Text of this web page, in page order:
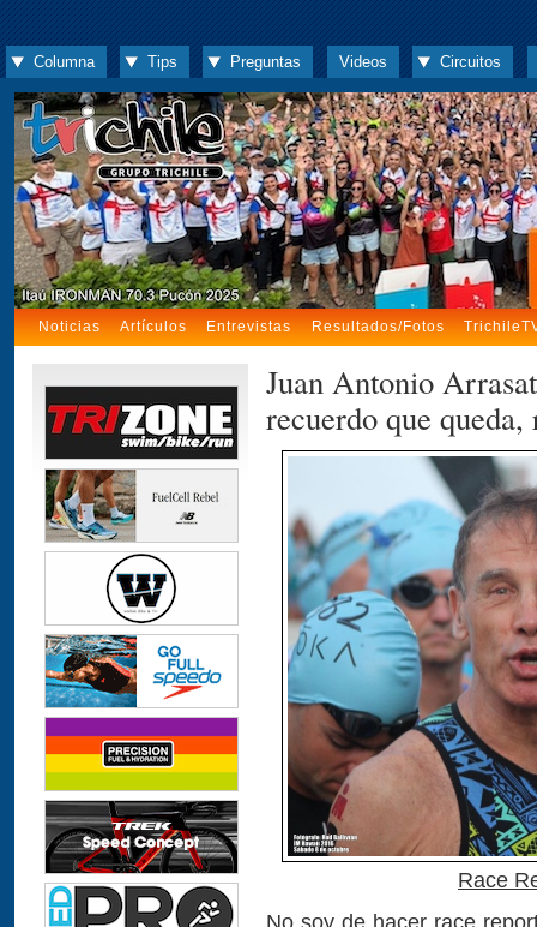
Columna Tips Preguntas Videos Circuitos
Noticias Artículos Entrevistas Resultados/Fotos
Juan Antonio
recuerdo que
Race
No soy de hacer race